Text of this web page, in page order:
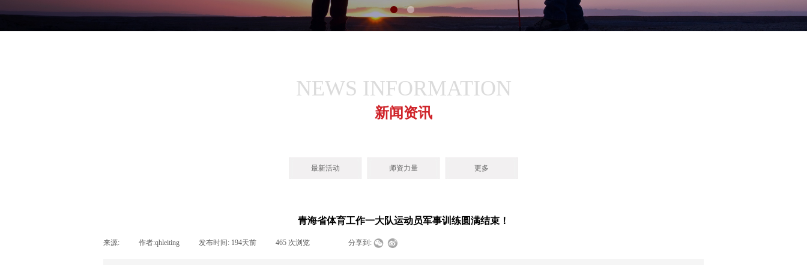
NEWS INFORMATION
新闻资讯
最新活动 师资力量 更多
青海省体育工作一大队运动员军事训练圆满结束！
来源: 作者:qhleiting 发布时间: 194天前 465 次浏览 分享到: